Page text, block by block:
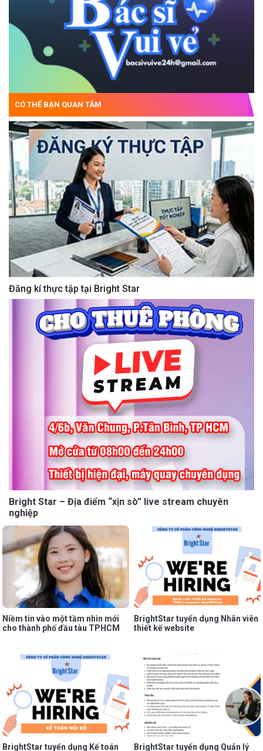
CÓ THỂ BẠN QUAN TÂM
Đăng kí thực tập tại Bright Star
Bright Star – Địa điểm “xịn sò” live stream chuyên
nghiệp
Niềm tin vào một tầm nhìn mới
cho thành phố đầu tàu TPHCM
BrightStar tuyển dụng Nhân viên
thiết kế website
BrightStar tuyển dụng Kế toán BrightStar tuyển dụng Quản lý